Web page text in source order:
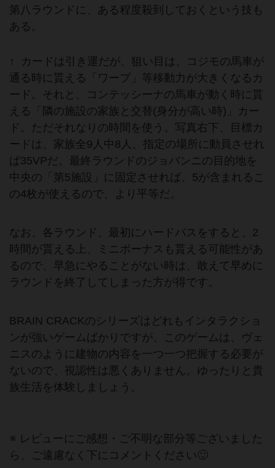
第八ラウンドに、ある程度殺到しておくという技も
ある。
↑ カードは引き運だが、狙い目は、コジモの馬車が
通る時に貰える「ワープ」等移動力が大きくなるカ
ード。それと、コンテッシーナの馬車が動く時に貰
える「隣の施設の家族と交替(身分が高い時)」カー
ド。ただそれなりの時間を使う。写真右下、目標カ
ードは、家族全9人中8人、指定の場所に動員させれ
ば35VPだ。最終ラウンドのジョバンニの目的地を
中央の「第5施設」に固定させれば、5が含まれるこ
の4枚が使えるので、より平等だ。
なお、各ラウンド、最初にハードパスをすると、2
時間が貰える上、ミニボーナスも貰える可能性があ
るので、早急にやることがない時は、敢えて早めに
ラウンドを終了してしまった方が得です。
BRAIN CRACKのシリーズはどれもインタラクショ
ンが強いゲームばかりですが、このゲームは、ヴェ
ニスのように建物の内容を一つ一つ把握する必要が
ないので、視認性は悪くありません。ゆったりと貴
族生活を体験しましょう。
※ レビューにご感想・ご不明な部分等ございました
ら、ご遠慮なく下にコメントください🙂